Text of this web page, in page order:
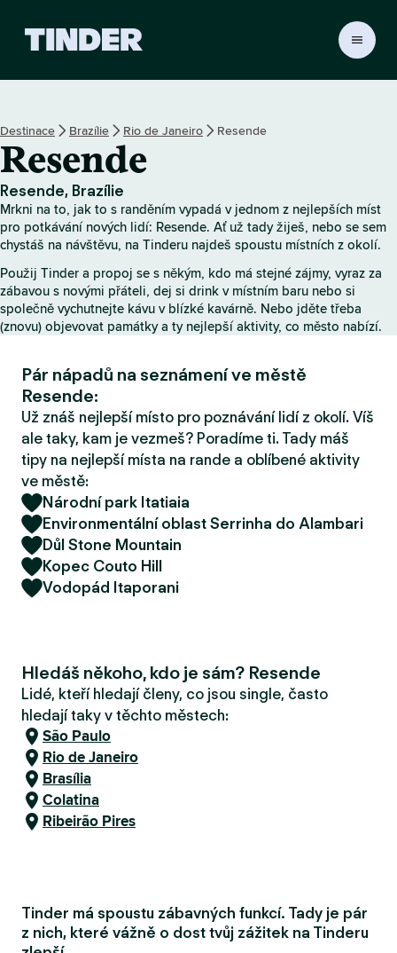
s
á
t
r
á
k
a
T
i
d
r
Destinace Brazílie Rio de Janeiro Resende
Resende
Resende, Brazílie
Mrkni na to, jak to s randěním vypadá v jednom z nejlepších míst
pro potkávání nových lidí: Resende. Ať už tady žiješ, nebo se sem
chystáš na návštěvu, na Tinderu najdeš spoustu místních z okolí.
Použij Tinder a propoj se s někým, kdo má stejné zájmy, vyraz za
zábavou s novými přáteli, dej si drink v místním baru nebo si
společně vychutnejte kávu v blízké kavárně. Nebo jděte třeba
(znovu) objevovat památky a ty nejlepší aktivity, co město nabízí.
Pár nápadů na seznámení ve městě
Resende:
Už znáš nejlepší místo pro poznávání lidí z okolí. Víš
ale taky, kam je vezmeš? Poradíme ti. Tady máš
tipy na nejlepší místa na rande a oblíbené aktivity
ve městě:
Národní park Itatiaia
Environmentální oblast Serrinha do Alambari
Důl Stone Mountain
Kopec Couto Hill
Vodopád Itaporani
Hledáš někoho, kdo je sám? Resende
Lidé, kteří hledají členy, co jsou single, často
hledají taky v těchto městech:
São Paulo
Rio de Janeiro
Brasília
Colatina
Ribeirão Pires
Tinder má spoustu zábavných funkcí. Tady je pár
z nich, které vážně o dost tvůj zážitek na Tinderu